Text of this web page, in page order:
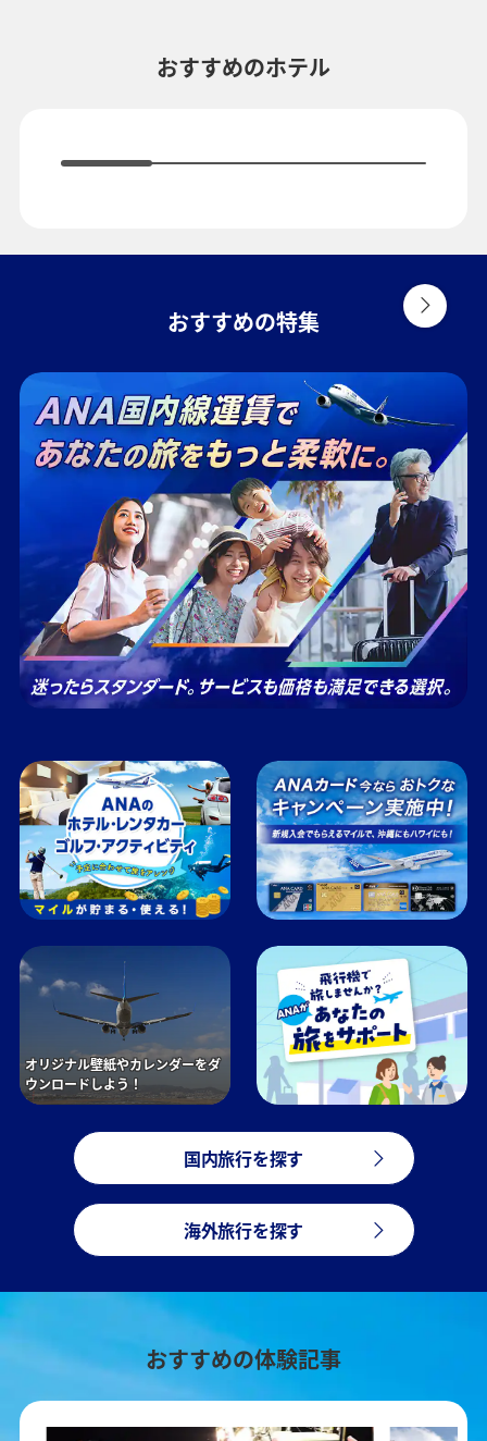
おすすめのホテル
おすすめの特集
オリジナル壁紙やカレンダーをダ
ウンロードしよう！
国内旅行を探す
海外旅行を探す
おすすめの体験記事